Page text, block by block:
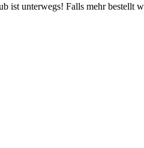
ist unterwegs! Falls mehr bestellt